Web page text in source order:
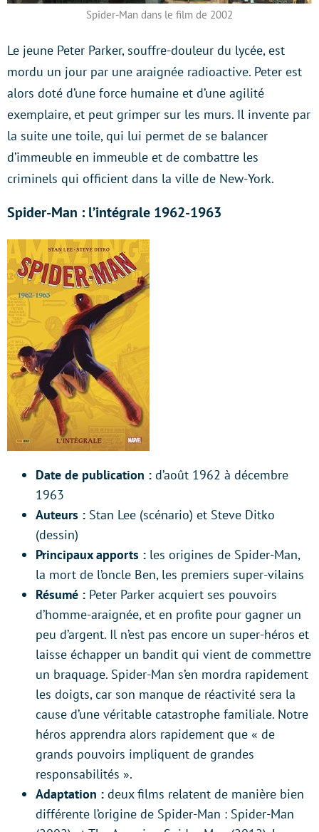
Spider-Man dans le film de 2002
Le jeune Peter Parker, souffre-douleur du lycée, est
mordu un jour par une araignée radioactive. Peter est
alors doté d’une force humaine et d’une agilité
exemplaire, et peut grimper sur les murs. Il invente par
la suite une toile, qui lui permet de se balancer
d’immeuble en immeuble et de combattre les
criminels qui officient dans la ville de New-York.
Spider-Man : l’intégrale 1962-1963
Date de publication : d’août 1962 à décembre
1963
Auteurs : Stan Lee (scénario) et Steve Ditko
(dessin)
Principaux apports : les origines de Spider-Man,
la mort de l’oncle Ben, les premiers super-vilains
Résumé : Peter Parker acquiert ses pouvoirs
d’homme-araignée, et en profite pour gagner un
peu d’argent. Il n’est pas encore un super-héros et
laisse échapper un bandit qui vient de commettre
un braquage. Spider-Man s’en mordra rapidement
les doigts, car son manque de réactivité sera la
cause d’une véritable catastrophe familiale. Notre
héros apprendra alors rapidement que « de
grands pouvoirs impliquent de grandes
responsabilités ».
Adaptation : deux films relatent de manière bien
différente l’origine de Spider-Man : Spider-Man